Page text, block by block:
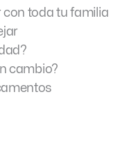
con toda tu familia
cambio?